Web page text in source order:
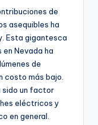
de
asequibles ha
Esta gigantesca
Nevada ha
de
costo más bajo.
sido un factor
eléctricos y
en general.